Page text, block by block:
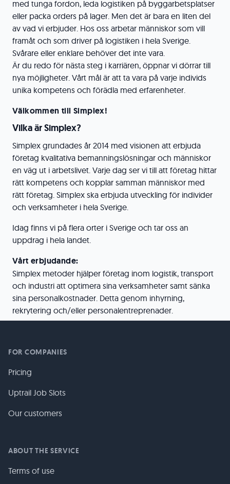
med tunga fordon, leda logistiken på byggarbetsplatser
eller packa orders på lager. Men det är bara en liten del
av vad vi erbjuder. Hos oss arbetar människor som vill
framåt och som driver på logistiken i hela Sverige.
Svårare eller enklare behöver det inte vara.
Är du redo för nästa steg i karriären, öppnar vi dörrar till
nya möjligheter. Vårt mål är att ta vara på varje individs
unika kompetens och förädla med erfarenheter.
Välkommen till Simplex!
Vilka är Simplex?
Simplex grundades år 2014 med visionen att erbjuda
företag kvalitativa bemanningslösningar och människor
en väg ut i arbetslivet. Varje dag ser vi till att företag hittar
rätt kompetens och kopplar samman människor med
rätt företag. Simplex ska erbjuda utveckling för individer
och verksamheter i hela Sverige.
Idag finns vi på flera orter i Sverige och tar oss an
uppdrag i hela landet.
Vårt erbjudande:
Simplex metoder hjälper företag inom logistik, transport
och industri att optimera sina verksamheter samt sänka
sina personalkostnader. Detta genom inhyrning,
rekrytering och/eller personalentreprenader.
FOR COMPANIES
Pricing
Uptrail Job Slots
Our customers
ABOUT THE SERVICE
Terms of use